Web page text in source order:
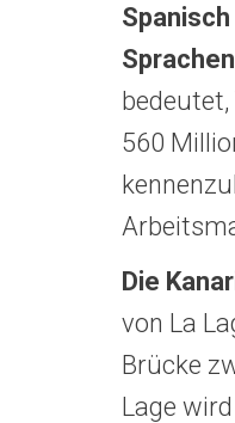
560
Die
von La
Brücke
Lage